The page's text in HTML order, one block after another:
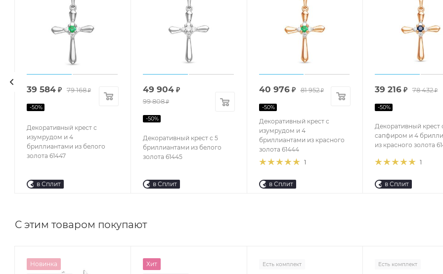
Декоративный крест с
изумрудом и 4
бриллиантами из белого
золота 61447
39 584 ₽ 79 168₽
-50%
в Сплит
Декоративный крест с 5
бриллиантами из белого
золота 61445
49 904₽
99 808₽
-50%
в Сплит
1
Декоративный крест с
изумрудом и 4
бриллиантами из красного
золота 61444
40 976₽ 81 952₽
-50%
в Сплит
1
Декоративный крест
сапфиром и 4
из красного золота
39 216 ₽ 78 432₽
-50%
в Сплит
С этим товаром покупают
Новинка Хит Есть комплект Есть комплект